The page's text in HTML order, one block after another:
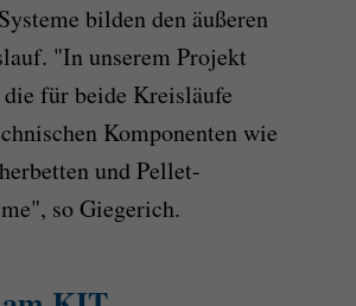
bilden den äußeren
"In unserem Projekt
für beide Kreisläufe
Komponenten wie
und Pellet-
so Giegerich.